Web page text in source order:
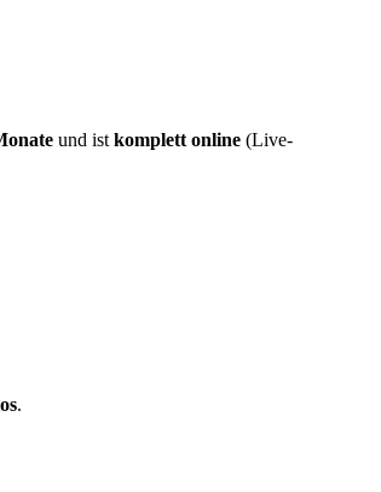
und ist komplett online (Live-
.